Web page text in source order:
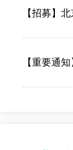
【招募】
【重要通